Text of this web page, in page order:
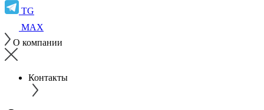
TG
MAX
О компании
Контакты